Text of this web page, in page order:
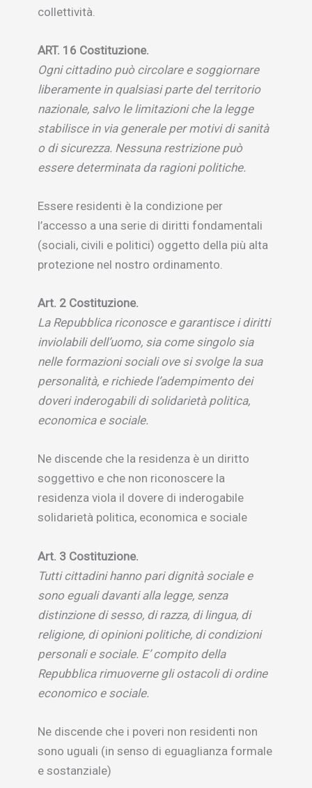
collettività.
ART. 16 Costituzione.
Ogni cittadino può circolare e soggiornare
liberamente in qualsiasi parte del territorio
nazionale, salvo le limitazioni che la legge
stabilisce in via generale per motivi di sanità
o di sicurezza. Nessuna restrizione può
essere determinata da ragioni politiche.
Essere residenti è la condizione per
l’accesso a una serie di diritti fondamentali
(sociali, civili e politici) oggetto della più alta
protezione nel nostro ordinamento.
Art. 2 Costituzione.
La Repubblica riconosce e garantisce i diritti
inviolabili dell’uomo, sia come singolo sia
nelle formazioni sociali ove si svolge la sua
personalità, e richiede l’adempimento dei
doveri inderogabili di solidarietà politica,
economica e sociale.
Ne discende che la residenza è un diritto
soggettivo e che non riconoscere la
residenza viola il dovere di inderogabile
solidarietà politica, economica e sociale
Art. 3 Costituzione.
Tutti cittadini hanno pari dignità sociale e
sono eguali davanti alla legge, senza
distinzione di sesso, di razza, di lingua, di
religione, di opinioni politiche, di condizioni
personali e sociale. E’ compito della
Repubblica rimuoverne gli ostacoli di ordine
economico e sociale.
Ne discende che i poveri non residenti non
sono uguali (in senso di eguaglianza formale
e sostanziale)